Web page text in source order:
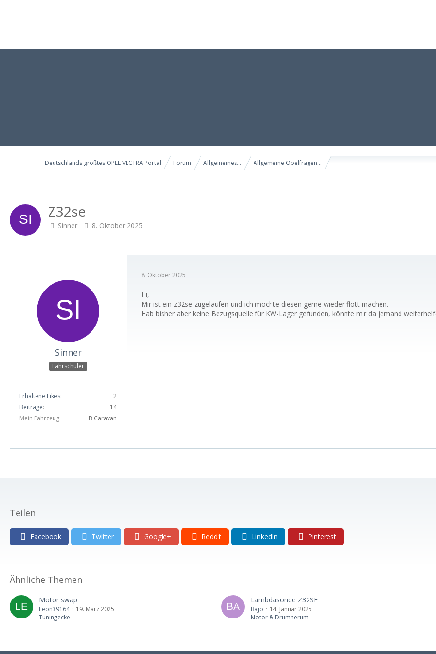
Deutschlands größtes OPEL VECTRA Portal Forum Allgemeines... Allgemeine Opelfragen...
Z32se
Sinner 8. Oktober 2025
Sinner
Fahrschüler
Erhaltene Likes
2
Beiträge
14
Mein Fahrzeug
B Caravan
8. Oktober 2025
Hi,
Mir ist ein z32se zugelaufen und ich möchte diesen gerne wieder flott machen.
Hab bisher aber keine Bezugsquelle für KW-Lager gefunden, könnte mir da jemand
Teilen
Facebook Twitter Google+ Reddit LinkedIn Pinterest
Ähnliche Themen
Motor swap
Leon39164
19. März 2025
Tuningecke
Lambdasonde Z32SE
Bajo
14. Januar 2025
Motor & Drumherum